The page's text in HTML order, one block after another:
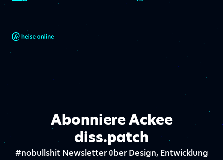
Abonniere Ackee
diss.patch
#nobullshit Newsletter über Design, Entwicklung